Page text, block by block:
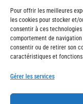
Pour offrir les meilleures
les cookies pour stocker et/
consentir à ces
comportement de
consentir ou de retirer son
caractéristiques et fonctions.
Gérer les services
KissMyWheels /
Boutique et atelier
Téléphone : 078
KissMyWheels /
Atelier
Téléphone : 044 594